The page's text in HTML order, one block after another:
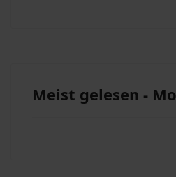
Meist gelesen -